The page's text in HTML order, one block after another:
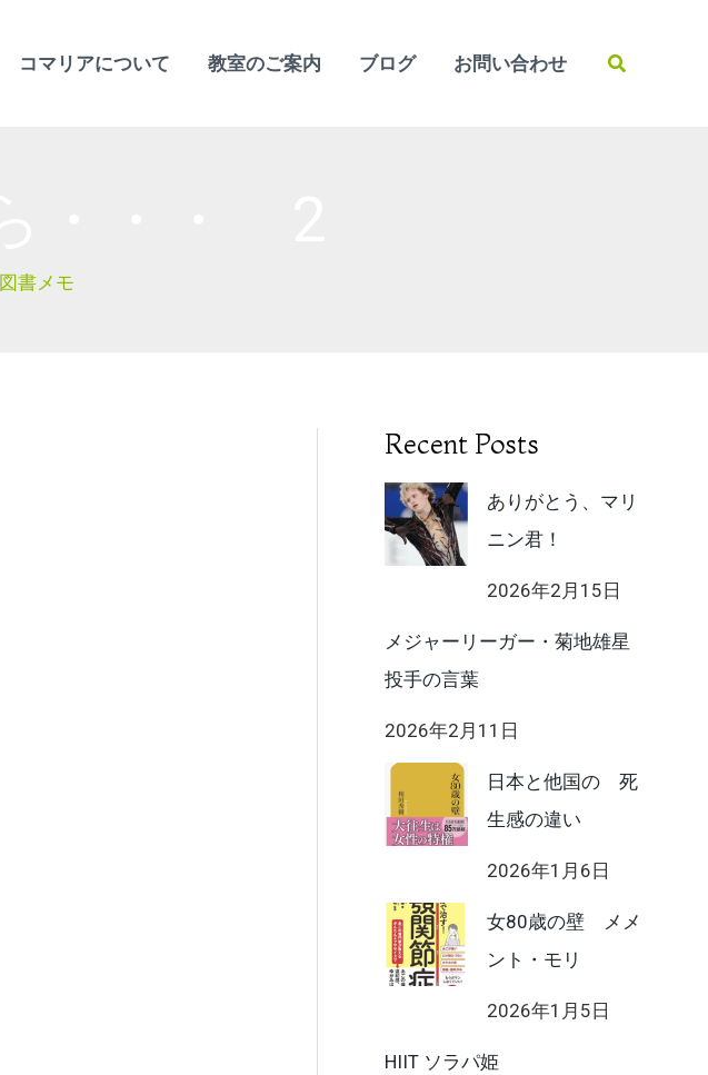
コマリアについて 教室のご案内 ブログ お問い合わせ
検
図書メモ
Recent Posts
ありがとう、マリ
ニン君！
2026年2月15日
メジャーリーガー・菊地雄星
投手の言葉
2026年2月11日
日本と他国の 死
生感の違い
2026年1月6日
女80歳の壁 メメ
ント・モリ
2026年1月5日
HIIT ソラパ姫